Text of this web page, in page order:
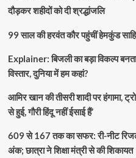
दौड़कर शहीदों को दी श्रद्धांजलि
99 साल की हरवंत कौर पहुंचीं हेमकुंड
Explainer: बिजली का बड़ा विकल्प
विस्तार, दुनिया में हम कहां?
आमिर खान की तीसरी शादी पर हंगामा,
से हुई, गौरी हिंदू नहीं ईसाई हैं’
609 से 167 तक का सफर: री-नीट
अंक; छात्रा ने शिक्षा मंत्री से की शिकायत